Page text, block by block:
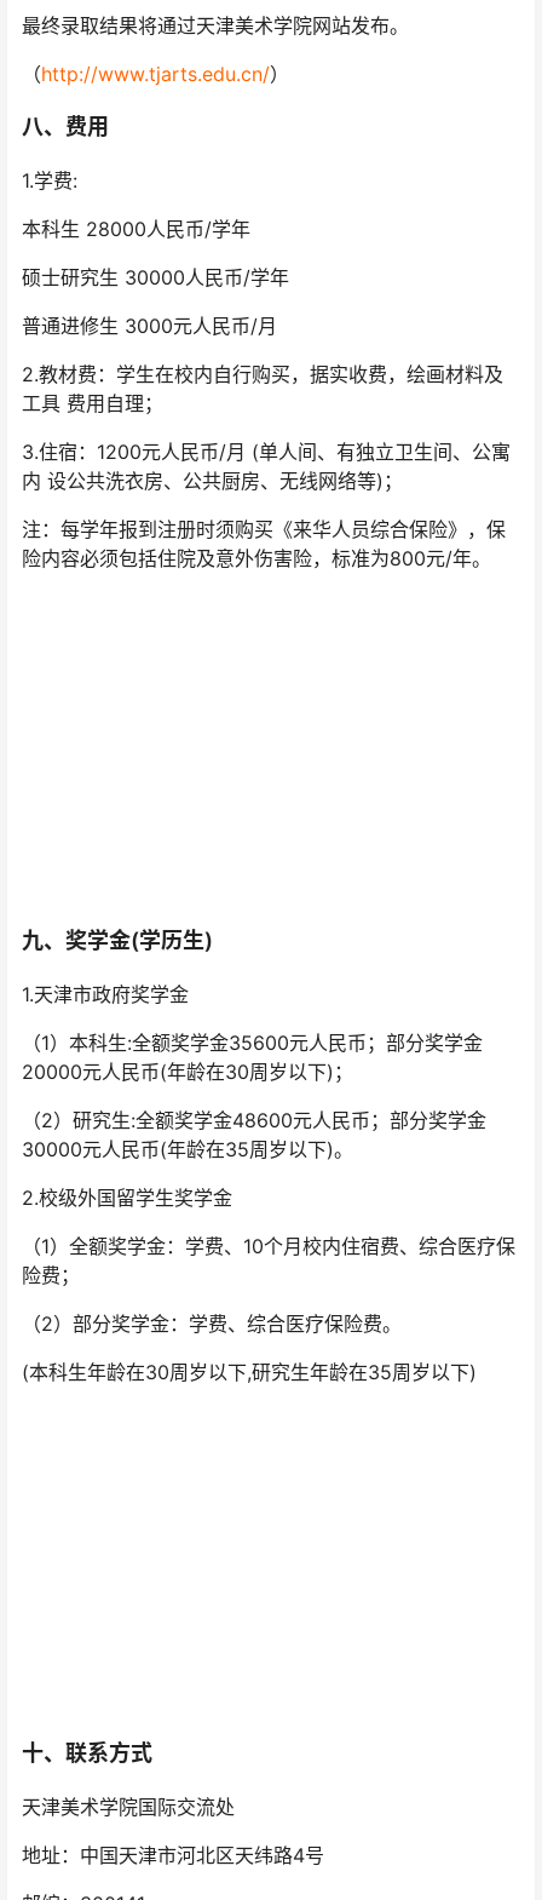
最终录取结果将通过天津美术学院网站发布。
（http://www.tjarts.edu.cn/）
八、费用
1.学费:
本科生 28000人民币/学年
硕士研究生 30000人民币/学年
普通进修生 3000元人民币/月
2.教材费：学生在校内自行购买，据实收费，绘画材料及
工具 费用自理；
3.住宿：1200元人民币/月 (单人间、有独立卫生间、公寓
内 设公共洗衣房、公共厨房、无线网络等)；
注：每学年报到注册时须购买《来华人员综合保险》，保
险内容必须包括住院及意外伤害险，标准为800元/年。
九、奖学金(学历生)
1.天津市政府奖学金
（1）本科生:全额奖学金35600元人民币；部分奖学金
20000元人民币(年龄在30周岁以下)；
（2）研究生:全额奖学金48600元人民币；部分奖学金
30000元人民币(年龄在35周岁以下)。
2.校级外国留学生奖学金
（1）全额奖学金：学费、10个月校内住宿费、综合医疗保
险费；
（2）部分奖学金：学费、综合医疗保险费。
(本科生年龄在30周岁以下,研究生年龄在35周岁以下)
十、联系方式
天津美术学院国际交流处
地址：中国天津市河北区天纬路4号